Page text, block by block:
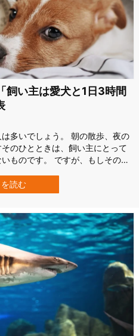
飼い主は愛犬と1日3時間
多いでしょう。 朝の散歩、夜の
のひとときは、飼い主にとって
ものです。 ですが、もしその時
特別地域（ACT）政府が発表し
まさにそんな衝撃をもたらして
読む